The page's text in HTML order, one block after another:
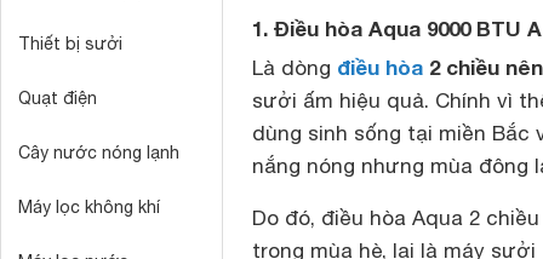
Thiết bị sưởi
Quạt điện
Cây nước nóng lạnh
Máy lọc không khí
1. Điều hòa Aqua 9000 BTU
Là dòng điều hòa 2 chiều
sưởi ấm hiệu quả. Chính vì
dùng sinh sống tại miền
nắng nóng nhưng mùa đông
Do đó, điều hòa Aqua 2
trong mùa hè, lại là máy